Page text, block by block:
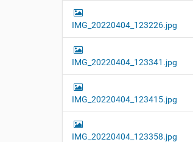
IMG_20220404_123226.jpg
IMG_20220404_123341.jpg
IMG_20220404_123415.jpg
IMG_20220404_123358.jpg